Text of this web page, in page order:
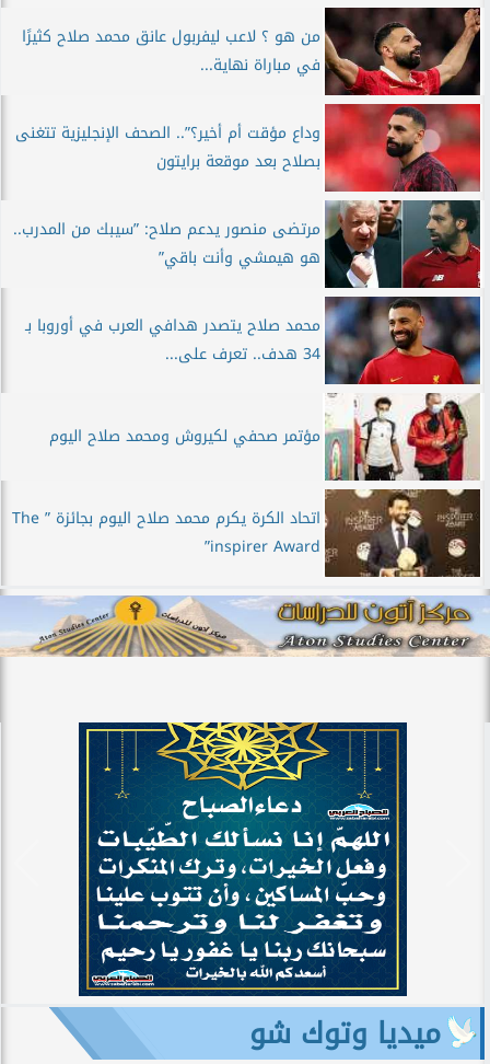
من هو ؟ لاعب ليفربول عانق محمد صلاح كثيرًا
في مباراة نهاية...
وداع مؤقت أم أخير؟”.. الصحف الإنجليزية تتغنى
بصلاح بعد موقعة برايتون
مرتضى منصور يدعم صلاح: ”سيبك من المدرب..
هو هيمشي وأنت باقي”
محمد صلاح يتصدر هدافي العرب في أوروبا بـ
34 هدف.. تعرف على...
مؤتمر صحفي لكيروش ومحمد صلاح اليوم
اتحاد الكرة يكرم محمد صلاح اليوم بجائزة ” The
inspirer Award”
ميديا وتوك شو